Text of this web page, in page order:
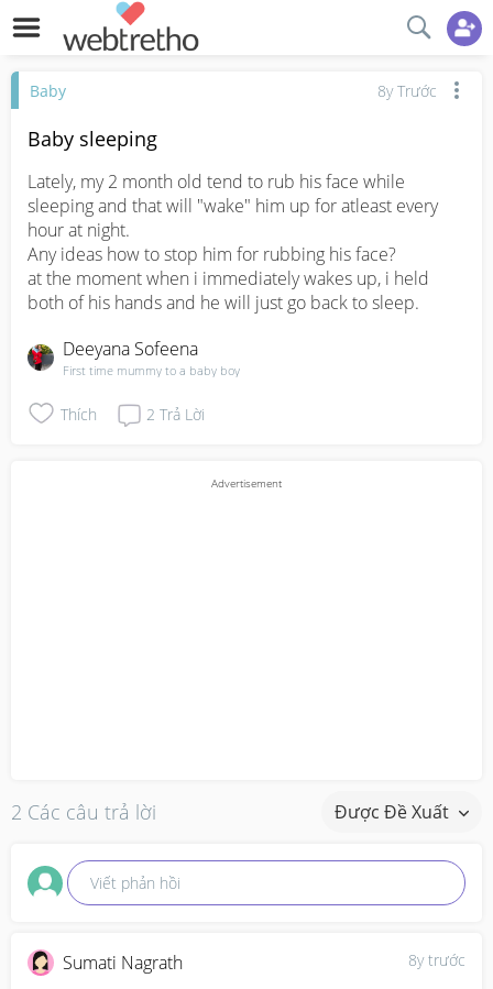
Baby 8y Trước
Baby sleeping
Lately, my 2 month old tend to rub his face while
sleeping and that will "wake" him up for atleast every
hour at night.
Any ideas how to stop him for rubbing his face?
at the moment when i immediately wakes up, i held
both of his hands and he will just go back to sleep.
Deeyana Sofeena
First time mummy to a baby boy
Thích 2 Trả Lời
2 Các câu trả lời Được Đề Xuất
Viết phản hồi
8y trước
Sumati Nagrath